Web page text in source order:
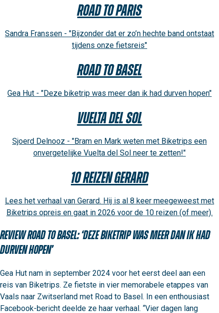
Road to Paris
Sandra Franssen - "Bijzonder dat er zo’n hechte band ontstaat
tijdens onze fietsreis"
Road to Basel
Gea Hut - "Deze biketrip was meer dan ik had durven hopen"
Vuelta del Sol
Sjoerd Delnooz - "Bram en Mark weten met Biketrips een
onvergetelijke Vuelta del Sol neer te zetten!"
10 reizen Gerard
Lees het verhaal van Gerard. Hij is al 8 keer meegeweest met
Biketrips opreis en gaat in 2026 voor de 10 reizen (of meer).
Review Road to Basel: ‘Deze biketrip was meer dan ik had
durven hopen’
Gea Hut nam in september 2024 voor het eerst deel aan een
reis van Biketrips. Ze fietste in vier memorabele etappes van
Vaals naar Zwitserland met Road to Basel. In een enthousiast
Facebook-bericht deelde ze haar verhaal. “Vier dagen lang